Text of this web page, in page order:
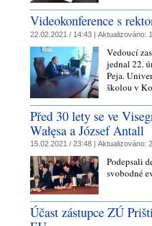
Videokonference s
22.02.2021 / 14:43 | Aktualizováno:
Vedoucí
jednal 22.
Peja.
školou v
Před 30 lety se ve
Wałęsa a József Antall
15.02.2021 / 23:48 | Aktualizováno:
Podepsali
svobodné
Účast zástupce ZÚ